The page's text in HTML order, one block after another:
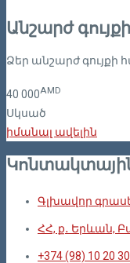
Անշարժ
Ձեր անշարժ
40 000AMD
Սկսած
իմանալ ավելին
Գլխավոր
ՀՀ, ք․ Երևան,
+374 (98) 10 20